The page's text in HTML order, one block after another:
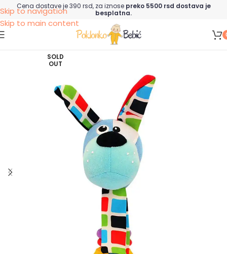
Skip to navigation
Skip to main content
Cena dostave je 390 rsd, za iznose preko 5500 rsd dostava je
besplatna.
SOLD
OUT